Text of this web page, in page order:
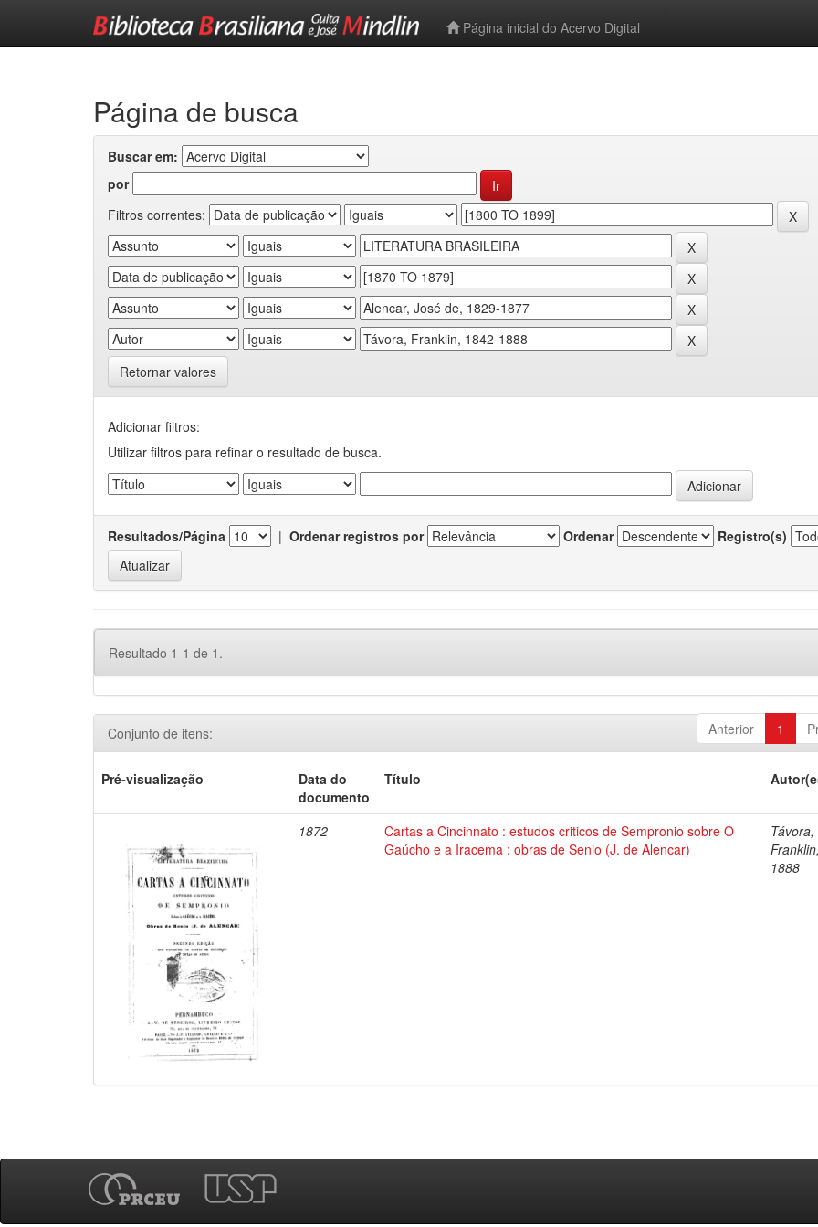
Página inicial do Acervo Digital
Página de busca
Buscar em:
por
Filtros correntes:
Retornar valores
Adicionar filtros:
Utilizar filtros para refinar o resultado de busca.
Resultados/Página | Ordenar registros por Ordenar Registro(s)
Resultado 1-1 de 1.
Anterior 1
Conjunto de itens:
Pré-visualização
Data do
documento
Título
1872
Cartas a Cincinnato : estudos criticos de Sempronio sobre O
Gaúcho e a Iracema : obras de Senio (J. de Alencar)
Távora,
1888